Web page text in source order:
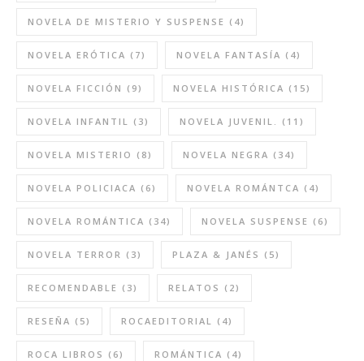
NOVELA DE MISTERIO Y SUSPENSE (4)
NOVELA ERÓTICA (7) NOVELA FANTASÍA (4)
NOVELA FICCIÓN (9) NOVELA HISTÓRICA (15)
NOVELA INFANTIL (3) NOVELA JUVENIL. (11)
NOVELA MISTERIO (8) NOVELA NEGRA (34)
NOVELA POLICIACA (6) NOVELA ROMÁNTCA (4)
NOVELA ROMÁNTICA (34) NOVELA SUSPENSE (6)
NOVELA TERROR (3) PLAZA & JANÉS (5)
RECOMENDABLE (3) RELATOS (2)
RESEÑA (5) ROCAEDITORIAL (4)
ROCA LIBROS (6) ROMÁNTICA (4)